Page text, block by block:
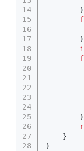
14
15
16
17
18
19
20
21
22
23
24
25
26
27
28
        }
        }
        }
    }
}